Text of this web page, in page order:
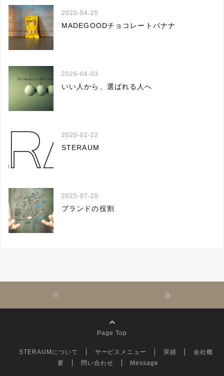
2020-04-25
MADEGOODチョコレートバナナ
2026-04-03
いい人から、選ばれる人へ
2020-02-22
STERAUM
2025-07-20
ブランドの役割
Page Top
STERAUMについて サービスメニュー 実績
会社概
要
問い合わせ Message